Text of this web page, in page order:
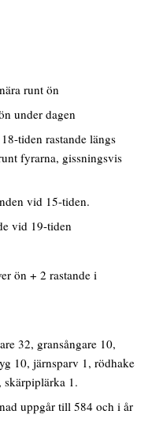
runt ön
under dagen
tiden rastande längs
fyrarna, gissningsvis
vid 15-tiden.
vid 19-tiden
ön + 2 rastande i
32, gransångare 10,
10, järnsparv 1, rödhake
skärpiplärka 1.
uppgår till 584 och i år